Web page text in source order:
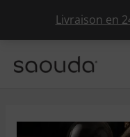
Livraison en